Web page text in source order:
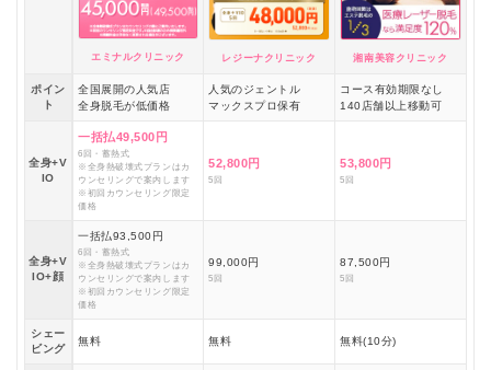
エミナルクリニック レジーナクリニック 湘南美容クリニック
ポイン
ト
全国展開の人気店
全身脱毛が低価格
人気のジェントル
マックスプロ保有
コース有効期限なし
140店舗以上移動可
全身+V
IO
一括払49,500円
6回・蓄熱式
※全身熱破壊式プランはカ
ウンセリングで案内します
※初回カウンセリング限定
価格
52,800円
5回
53,800円
5回
全身+V
IO+顔
一括払93,500円
6回・蓄熱式
※全身熱破壊式プランはカ
ウンセリングで案内します
※初回カウンセリング限定
価格
99,000円
5回
87,500円
5回
シェー
ビング
無料 無料 無料(10分)